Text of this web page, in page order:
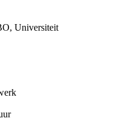
Universiteit